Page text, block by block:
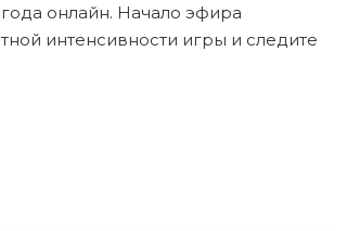
онлайн. Начало эфира
интенсивности игры и следите